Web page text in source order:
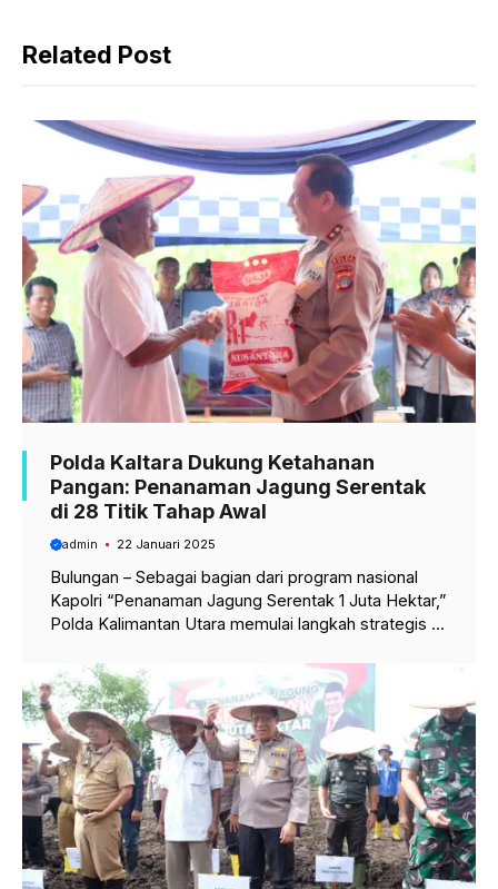
o
k
A
p
r
Related Post
Polda Kaltara Dukung Ketahanan
Pangan: Penanaman Jagung Serentak
di 28 Titik Tahap Awal
admin 22 Januari 2025
Bulungan – Sebagai bagian dari program nasional
Kapolri “Penanaman Jagung Serentak 1 Juta Hektar,”
Polda Kalimantan Utara memulai langkah strategis ...